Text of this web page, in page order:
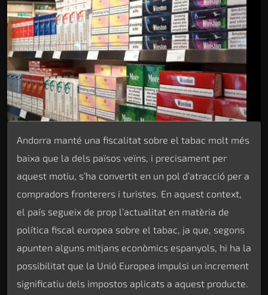
Andorra manté una fiscalitat sobre el tabac molt més
baixa que la dels països veïns, i precisament per
aquest motiu, s’ha convertit en un pol d’atracció per a
compradors fronterers i turistes. En aquest context,
el país segueix de prop l’actualitat en matèria de
política fiscal europea sobre el tabac, ja que, segons
apunten alguns mitjans econòmics espanyols, hi ha la
possibilitat que la Unió Europea impulsi un increment
significatiu dels impostos aplicats a aquest producte.